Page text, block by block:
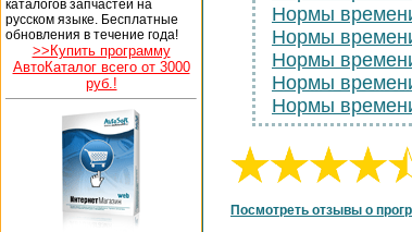
каталогов запчастей на
русском языке. Бесплатные
обновления в течение года!
>>Купить программу
АвтоКаталог всего от 3000
руб.!
Нормы
Нормы
Нормы
Нормы
Нормы
Посмотреть отзывы о